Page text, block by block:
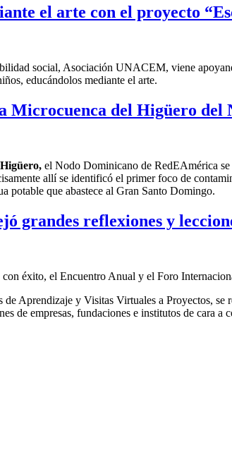
el arte con el proyecto
social, Asociación UNACEM, viene
educándolos mediante el arte.
Microcuenca del Higüero
, el Nodo Dominicano de RedEAmérica
allíse identificó el primer foco de
potable que abastece al Gran Santo Domingo.
grandes reflexiones y
éxito, el Encuentro Anual y el Foro
Aprendizaje y Visitas Virtuales a Proyectos,
de empresas, fundaciones e institutos de cara a